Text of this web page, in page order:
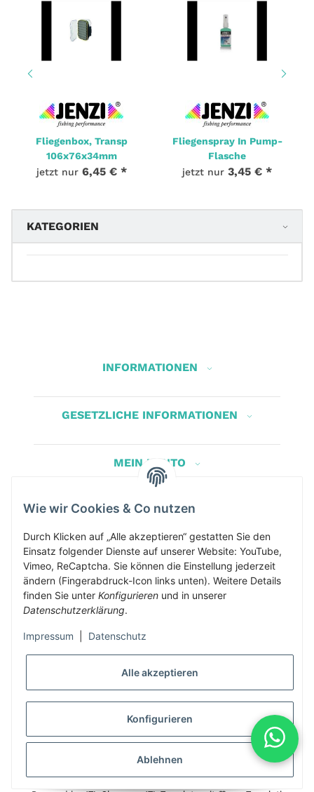
Fliegenbox, Transp
106x76x34mm
jetzt nur 6,45 € *
Fliegenspray In Pump-
Flasche
jetzt nur 3,45 € *
KATEGORIEN
INFORMATIONEN
GESETZLICHE INFORMATIONEN
MEIN KONTO
Herbis Anglerladen
Inh.Herbert Schinnerl
Kirchdorf am Inn 5
4982 Kirchdorf am Inn
info@herbis-anglerladen.at
Alle Preise inklusive gesetzlicher Mwst., exklusive Versand- &
Servicekosten
Wie wir Cookies & Co nutzen
Durch Klicken auf „Alle akzeptieren“ gestatten Sie den
Einsatz folgender Dienste auf unserer Website: YouTube,
Vimeo, ReCaptcha. Sie können die Einstellung jederzeit
ändern (Fingerabdruck-Icon links unten). Weitere Details
finden Sie unter Konfigurieren und in unserer
Datenschutzerklärung.
Impressum Datenschutz
Alle akzeptieren
Konfigurieren
Ablehnen